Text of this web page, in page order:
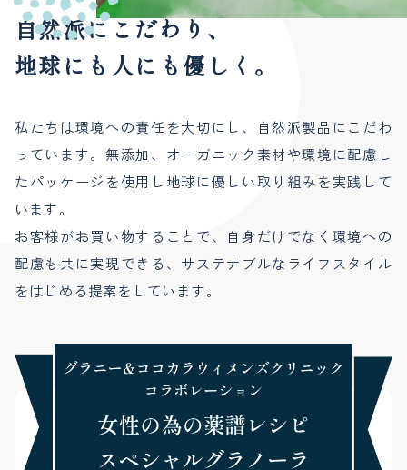
自然派にこだわり、
地球にも人にも優しく。
私たちは環境への責任を大切にし、自然派製品にこだわ
っています。無添加、オーガニック素材や環境に配慮し
たパッケージを使用し地球に優しい取り組みを実践して
います。
お客様がお買い物することで、自身だけでなく環境への
配慮も共に実現できる、サステナブルなライフスタイル
をはじめる提案をしています。